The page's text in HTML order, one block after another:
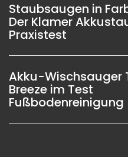
Staubsaugen in
Der Klamer
Praxistest
Akku-Wischsauger
Breeze im Test